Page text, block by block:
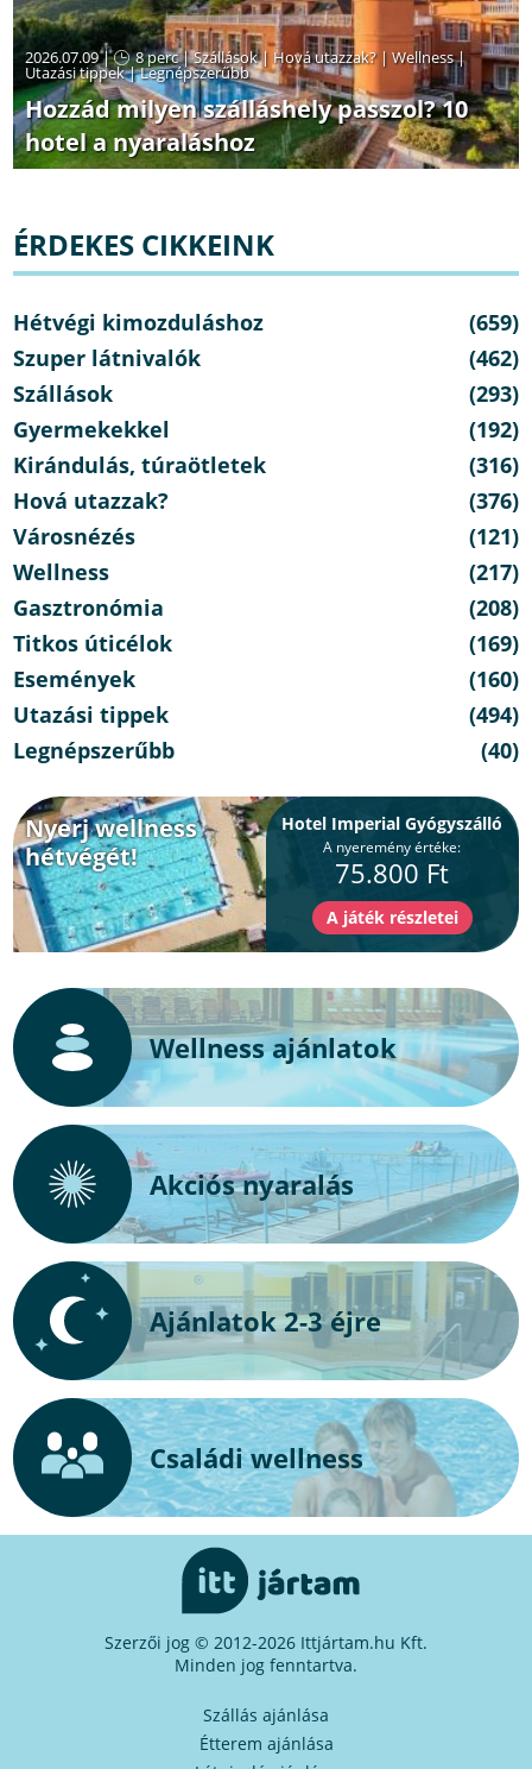
2026.07.09 | 8 perc|Szállások| Hová utazzak? |Wellness|
Utazási tippek|Legnépszerűbb
Hozzád milyen szálláshely passzol? 10
hotel a nyaraláshoz
ÉRDEKES CIKKEINK
Hétvégi kimozduláshoz
(659)
Szuper látnivalók
(462)
Szállások
(293)
Gyermekekkel
(192)
Kirándulás, túraötletek
(316)
Hová utazzak?
(376)
Városnézés
(121)
Wellness
(217)
Gasztronómia
(208)
Titkos úticélok
(169)
Események
(160)
Utazási tippek
(494)
Legnépszerűbb
(40)
Nyerj wellness
hétvégét!
Hotel Imperial Gyógyszálló
A nyeremény értéke:
75.800 Ft
Wellness ajánlatok
Akciós nyaralás
Ajánlatok 2-3 éjre
Családi wellness
Szerzői jog © 2012-2026 Ittjártam.hu Kft.
Minden jog fenntartva.
Szállás ajánlása
Étterem ajánlása